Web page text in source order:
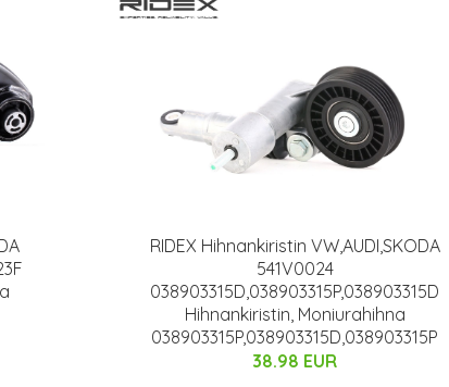
RIDEX Hihnankiristin VW,AUDI,SKODA
541V0024
038903315D,038903315P,038903315D
Hihnankiristin, Moniurahihna
038903315P,038903315D,038903315P
38.98 EUR